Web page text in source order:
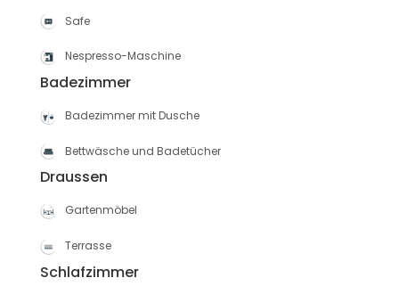
Safe
Nespresso-Maschine
Badezimmer
Badezimmer mit Dusche
Bettwäsche und Badetücher
Draussen
Gartenmöbel
Terrasse
Schlafzimmer